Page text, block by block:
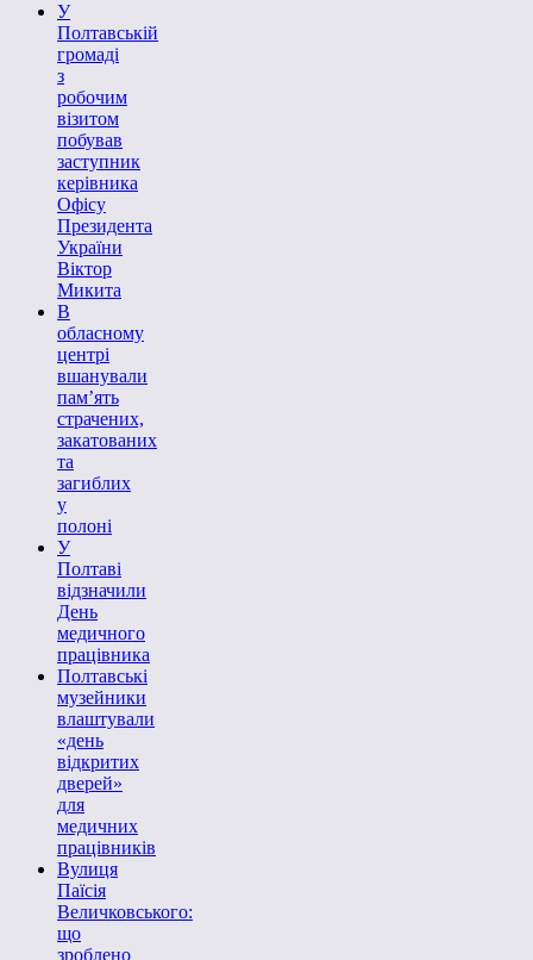
У
Полтавській
громаді
з
робочим
візитом
побував
заступник
керівника
Офісу
Президента
України
Віктор
Микита
В
обласному
центрі
вшанували
пам’ять
страчених,
закатованих
та
загиблих
у
полоні
У
Полтаві
відзначили
День
медичного
працівника
Полтавські
музейники
влаштували
«день
відкритих
дверей»
для
медичних
працівників
Вулиця
Паїсія
Величковського:
що
зроблено